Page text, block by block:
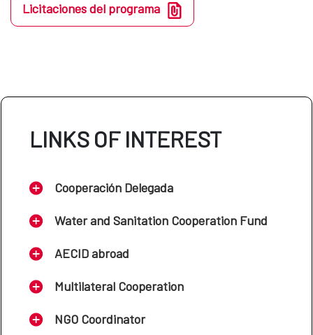
Licitaciones del programa
LINKS OF INTEREST
Cooperación Delegada
Water and Sanitation Cooperation Fund
AECID abroad
Multilateral Cooperation
NGO Coordinator